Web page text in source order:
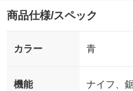
商品仕様/スペック
カラー 青
機能
ナイフ、